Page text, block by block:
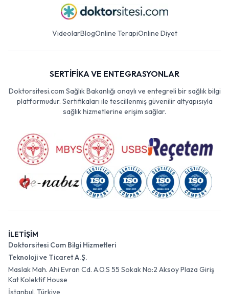
VideolarBlogOnline TerapiOnline Diyet
SERTİFİKA VE ENTEGRASYONLAR
Doktorsitesi.com Sağlık Bakanlığı onaylı ve entegreli bir sağlık bilgi
platformudur. Sertifikaları ile tescillenmiş güvenilir altyapısıyla
sağlık hizmetlerine erişim sağlar.
İLETİŞİM
Doktorsitesi Com Bilgi Hizmetleri
Teknoloji ve Ticaret A.Ş.
Maslak Mah. Ahi Evran Cd. A.O.S 55 Sokak No:2 Aksoy Plaza Giriş
Kat Kolektif House
İstanbul, Türkiye